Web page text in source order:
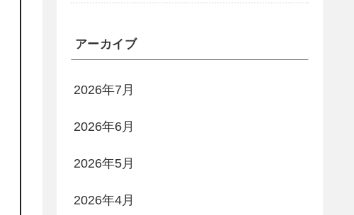
アーカイブ
2026年7月
2026年6月
2026年5月
2026年4月